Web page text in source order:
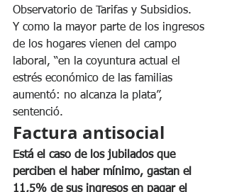
Observatorio de Tarifas y Subsidios.
Y como la mayor parte de los ingresos
de los hogares vienen del campo
laboral, “en la coyuntura actual el
estrés económico de las familias
aumentó: no alcanza la plata”,
sentenció.
Factura antisocial
Está el caso de los jubilados que
perciben el haber mínimo, gastan el
11,5% de sus ingresos en pagar el